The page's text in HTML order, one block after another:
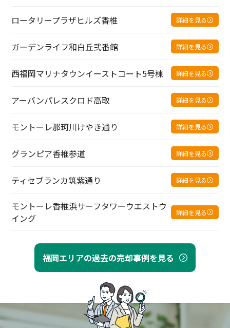
福岡エリアの過去の売却事例を見る
ロータリープラザヒルズ香椎 詳細を見る
ガーデンライフ和白丘弐番館 詳細を見る
西福岡マリナタウンイーストコート5号棟 詳細を見る
アーバンパレスクロド高取 詳細を見る
モントーレ那珂川けやき通り 詳細を見る
グランピア香椎参道 詳細を見る
ティセブランカ筑紫通り 詳細を見る
モントーレ香椎浜サーフタワーウエストウ
イング
詳細を見る